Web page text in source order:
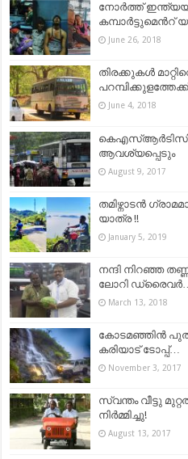
നോർത്ത്
കമ്പാർട്ടുമെൻറ്
June 26, 2018
തിരക്കുകള്‍
June 4, 2018
ആവശ്യപ്പെടും
August 9, 2017
തമിഴ്നാടൻ
യാത്ര !!
January 5, 2019
നന്ദി നിറഞ്ഞ
ലോറി ഡ്രൈവര്‍…
March 13, 2018
കോടമഞ്ഞിൻ
കരിയാട് ടോപ്പ്…
November 3, 2017
സ്വന്തം വീട്ടു
നിര്‍മ്മിച്ചു!
August 13, 2017